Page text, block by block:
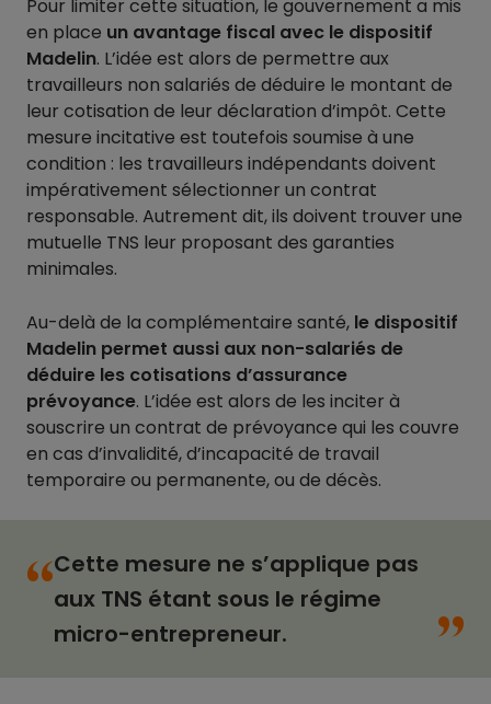
Pour limiter cette situation, le gouvernement a mis
en place un avantage fiscal avec le dispositif
Madelin. L’idée est alors de permettre aux
travailleurs non salariés de déduire le montant de
leur cotisation de leur déclaration d’impôt. Cette
mesure incitative est toutefois soumise à une
condition : les travailleurs indépendants doivent
impérativement sélectionner un contrat
responsable. Autrement dit, ils doivent trouver une
mutuelle TNS leur proposant des garanties
minimales.
Au-delà de la complémentaire santé, le dispositif
Madelin permet aussi aux non-salariés de
déduire les cotisations d’assurance
prévoyance. L’idée est alors de les inciter à
souscrire un contrat de prévoyance qui les couvre
en cas d’invalidité, d’incapacité de travail
temporaire ou permanente, ou de décès.
“Cette mesure ne s’applique pas
aux TNS étant sous le régime
micro-entrepreneur.
“